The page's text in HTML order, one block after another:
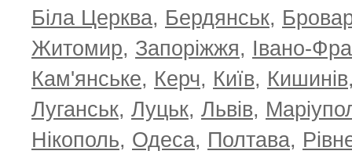
Біла Церква, Бердянськ,
Житомир, Запоріжжя, Івано-
Кам'янське, Керч, Київ, Кишинів
Луганськ, Луцьк, Львів,
Нікополь, Одеса, Полтава,